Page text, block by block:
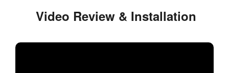
Video Review & Installation